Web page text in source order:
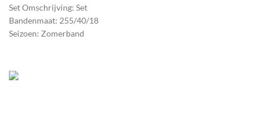
Set Omschrijving: Set
Bandenmaat: 255/40/18
Seizoen: Zomerband